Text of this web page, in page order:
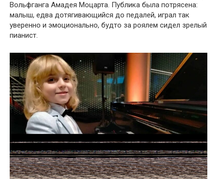
Вольфганга Амадея Моцарта. Публика была потрясена:
малыш, едва дотягивающийся до педалей, играл так
уверенно и эмоционально, будто за роялем сидел зрелый
пианист.